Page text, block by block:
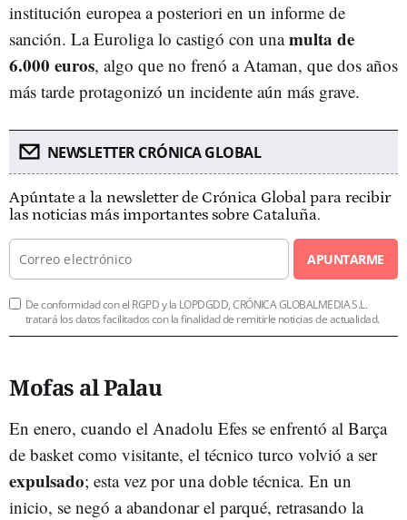
institución europea a posteriori en un informe de
sanción. La Euroliga lo castigó con unamulta de
6.000 euros, algo que no frenó a Ataman, que dos años
más tarde protagonizó un incidente aún más grave.
NEWSLETTER CRÓNICA GLOBAL
Apúntate a la newsletter de Crónica Global para recibir
las noticias más importantes sobre Cataluña.
APUNTARME
De conformidad con el RGPD y la LOPDGDD, CRÓNICA GLOBALMEDIA S.L.
tratará los datos facilitados con la finalidad de remitirle noticias de actualidad.
Mofas al Palau
En enero, cuando el Anadolu Efes se enfrentó al Barça
de basket como visitante, el técnico turco volvió a ser
expulsado; esta vez por una doble técnica. En un
inicio, se negó a abandonar el parqué, retrasando la